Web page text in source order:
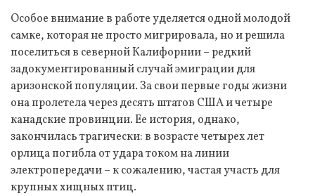
Особое внимание в работе уделяется одной молодой
самке, которая не просто мигрировала, но и решила
поселиться в северной Калифорнии – редкий
задокументированный случай эмиграции для
аризонской популяции. За свои первые годы жизни
она пролетела через десять штатов США и четыре
канадские провинции. Ее история, однако,
закончилась трагически: в возрасте четырех лет
орлица погибла от удара током на линии
электропередачи – к сожалению, частая участь для
крупных хищных птиц.